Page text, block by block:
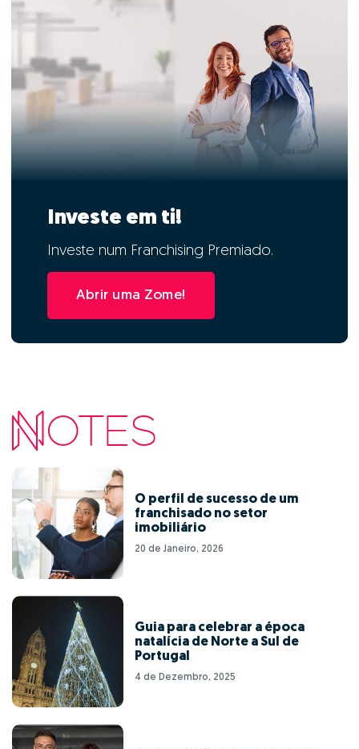
Investe em ti!
Investe num Franchising Premiado.
Abrir uma Zome!
O perfil de sucesso de um
franchisado no setor
imobiliário
20 de Janeiro, 2026
Guia para celebrar a época
natalícia de Norte a Sul de
Portugal
4 de Dezembro, 2025